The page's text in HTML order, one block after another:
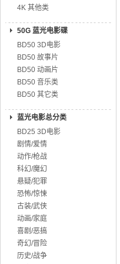
4K 其他类
50G 蓝光电影碟
BD50 3D电影
BD50 故事片
BD50 动画片
BD50 音乐类
BD50 其它类
蓝光电影总分类
BD25 3D电影
剧情/爱情
动作/枪战
科幻/魔幻
悬疑/犯罪
恐怖/惊悚
古装/武侠
动画/家庭
喜剧/恶搞
奇幻/冒险
历史/战争